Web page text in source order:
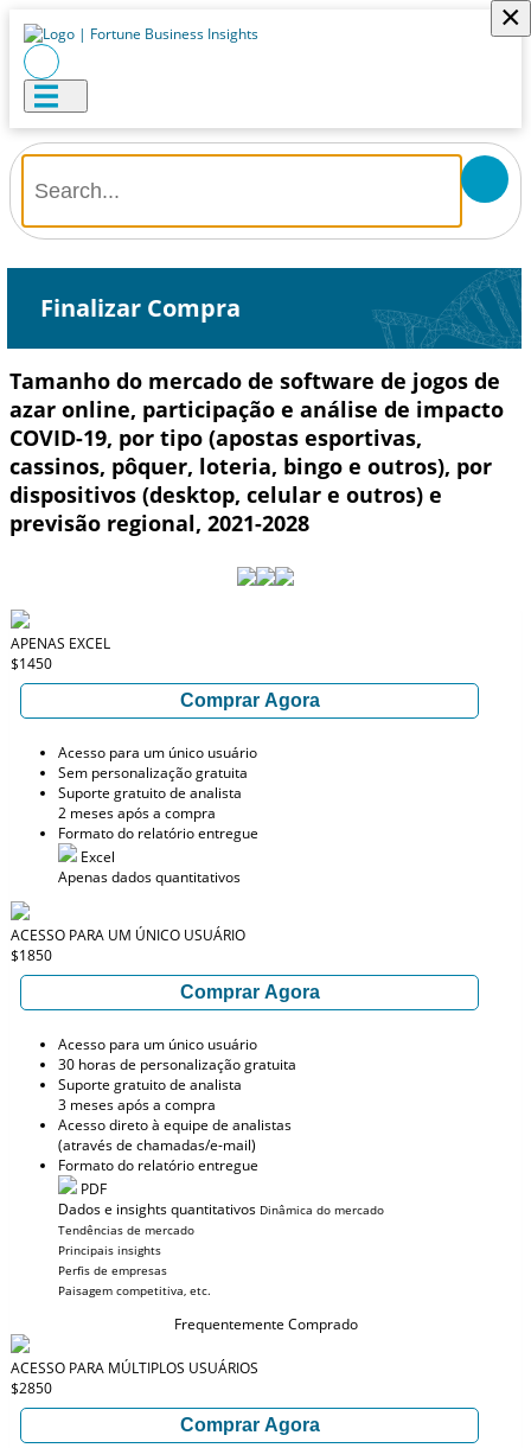
×
Finalizar Compra
Tamanho do mercado de software de jogos de
azar online, participação e análise de impacto
COVID-19, por tipo (apostas esportivas,
cassinos, pôquer, loteria, bingo e outros), por
dispositivos (desktop, celular e outros) e
previsão regional, 2021-2028
APENAS EXCEL
$1450
Comprar Agora
Acesso para um único usuário
Sem personalização gratuita
Suporte gratuito de analista
2 meses após a compra
Formato do relatório entregue
Excel
Apenas dados quantitativos
ACESSO PARA UM ÚNICO USUÁRIO
$1850
Comprar Agora
Acesso para um único usuário
30 horas de personalização gratuita
Suporte gratuito de analista
3 meses após a compra
Acesso direto à equipe de analistas
(através de chamadas/e-mail)
Formato do relatório entregue
PDF
Dados e insights quantitativos Dinâmica do mercado
Tendências de mercado
Principais insights
Perfis de empresas
Paisagem competitiva, etc.
Frequentemente Comprado
ACESSO PARA MÚLTIPLOS USUÁRIOS
$2850
Comprar Agora